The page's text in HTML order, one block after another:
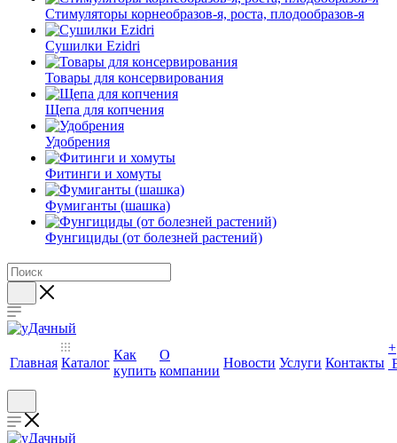
Стимуляторы корнеобразов-я, роста, плодообразов-я
Сушилки Ezidri
Товары для консервирования
Щепа для копчения
Удобрения
Фитинги и хомуты
Фумиганты (шашка)
Фунгициды (от болезней растений)
Главная Каталог
Как
купить
О
компании
Новости Услуги Контакты
+